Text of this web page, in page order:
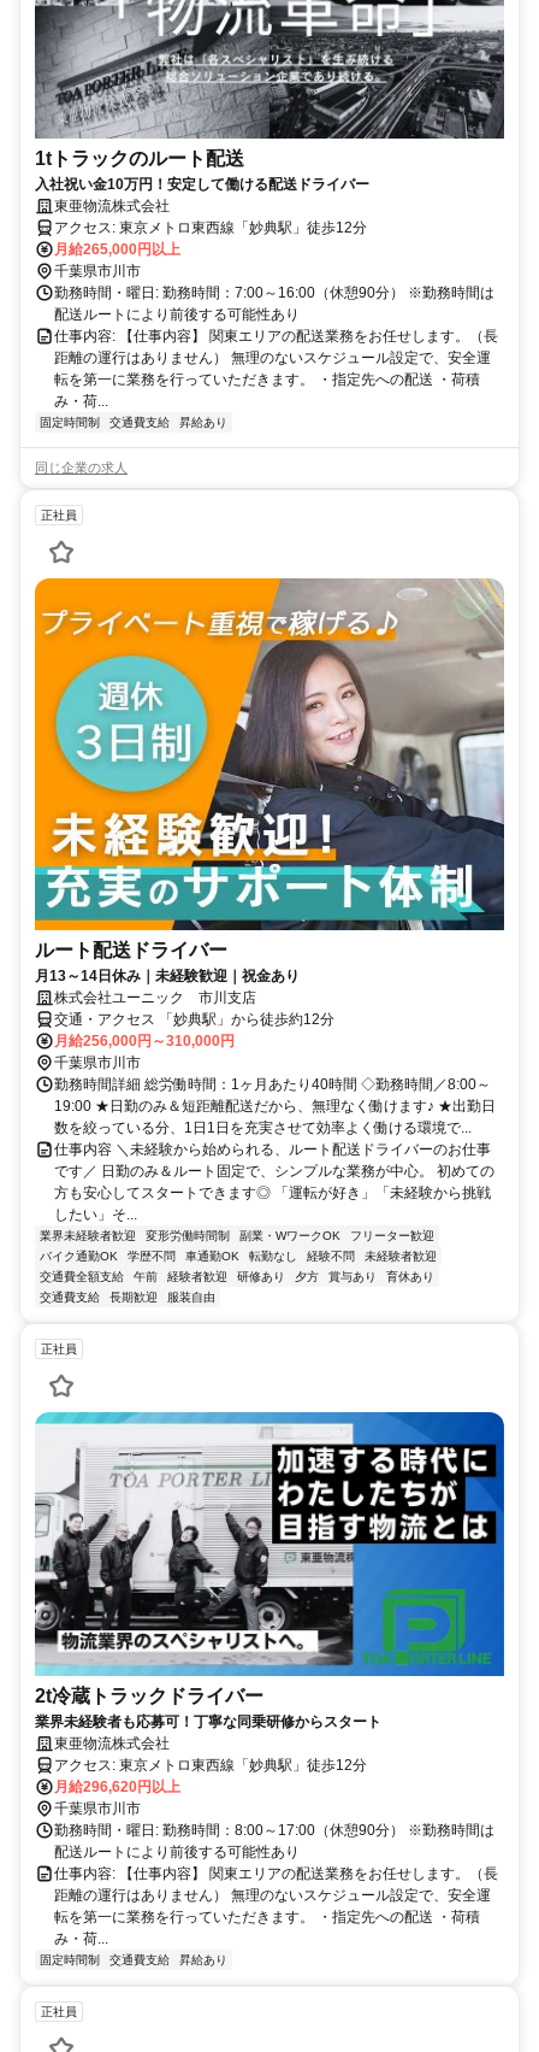
1tトラックのルート配送
入社祝い金10万円！安定して働ける配送ドライバー
東亜物流株式会社
アクセス: 東京メトロ東西線「妙典駅」徒歩12分
月給265,000円以上
千葉県市川市
勤務時間・曜日: 勤務時間：7:00～16:00（休憩90分） ※勤務時間は
配送ルートにより前後する可能性あり
仕事内容: 【仕事内容】 関東エリアの配送業務をお任せします。（長
距離の運行はありません） 無理のないスケジュール設定で、安全運
転を第一に業務を行っていただきます。 ・指定先への配送 ・荷積
み・荷...
固定時間制 交通費支給 昇給あり
同じ企業の求人
正社員
ルート配送ドライバー
月13～14日休み｜未経験歓迎｜祝金あり
株式会社ユーニック 市川支店
交通・アクセス 「妙典駅」から徒歩約12分
月給256,000円～310,000円
千葉県市川市
勤務時間詳細 総労働時間：1ヶ月あたり40時間 ◇勤務時間／8:00～
19:00 ★日勤のみ＆短距離配送だから、無理なく働けます♪ ★出勤日
数を絞っている分、1日1日を充実させて効率よく働ける環境で...
仕事内容 ＼未経験から始められる、ルート配送ドライバーのお仕事
です／ 日勤のみ＆ルート固定で、シンプルな業務が中心。 初めての
方も安心してスタートできます◎ 「運転が好き」「未経験から挑戦
したい」そ...
業界未経験者歓迎 変形労働時間制 副業・WワークOK
フリーター歓迎
バイク通勤OK
学歴不問 車通勤OK 転勤なし 経験不問
未経験者歓迎
交通費全額支給
午前 経験者歓迎 研修あり 夕方 賞与あり
育休あり
交通費支給
長期歓迎 服装自由
正社員
2t冷蔵トラックドライバー
業界未経験者も応募可！丁寧な同乗研修からスタート
東亜物流株式会社
アクセス: 東京メトロ東西線「妙典駅」徒歩12分
月給296,620円以上
千葉県市川市
勤務時間・曜日: 勤務時間：8:00～17:00（休憩90分） ※勤務時間は
配送ルートにより前後する可能性あり
仕事内容: 【仕事内容】 関東エリアの配送業務をお任せします。（長
距離の運行はありません） 無理のないスケジュール設定で、安全運
転を第一に業務を行っていただきます。 ・指定先への配送 ・荷積
み・荷...
固定時間制 交通費支給 昇給あり
正社員